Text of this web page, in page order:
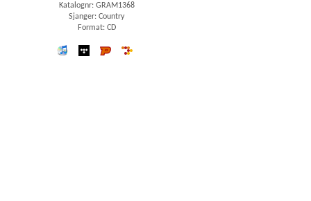
Katalognr: GRAM1368
Sjanger: Country
Format: CD
iTunes wimp Platekompaniet